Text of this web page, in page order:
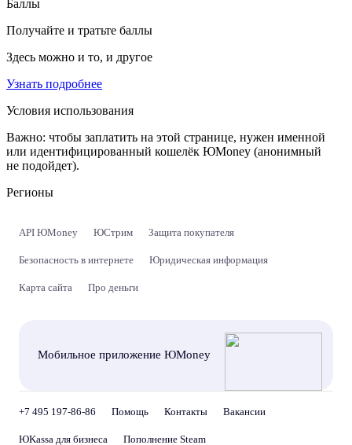
Баллы
Получайте и тратьте баллы
Здесь можно и то, и другое
Узнать подробнее
Условия использования
Важно: чтобы заплатить на этой странице, нужен именной
или идентифицированный кошелёк ЮMoney (анонимный
не подойдет).
Регионы
API ЮMoney ЮСтрим Защита покупателя
Безопасность в интернете Юридическая информация
Карта сайта Про деньги
Мобильное приложение ЮMoney
+7 495 197-86-86 Помощь Контакты Вакансии
ЮKassa для бизнеса Пополнение Steam